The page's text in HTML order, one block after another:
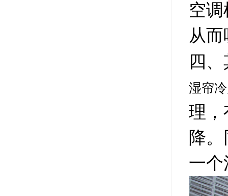
空
从
四
湿帘
理，
降
一个